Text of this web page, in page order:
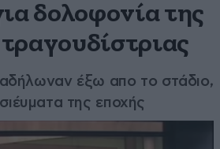
δολοφονία της
έξω απο το στάδιο,
της εποχής